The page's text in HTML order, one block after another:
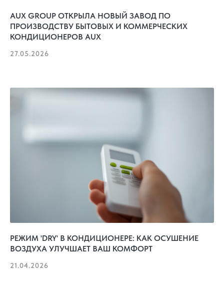
AUX GROUP ОТКРЫЛА НОВЫЙ ЗАВОД ПО
ПРОИЗВОДСТВУ БЫТОВЫХ И КОММЕРЧЕСКИХ
КОНДИЦИОНЕРОВ AUX
27.05.2026
РЕЖИМ 'DRY' В КОНДИЦИОНЕРЕ: КАК ОСУШЕНИЕ
ВОЗДУХА УЛУЧШАЕТ ВАШ КОМФОРТ
21.04.2026